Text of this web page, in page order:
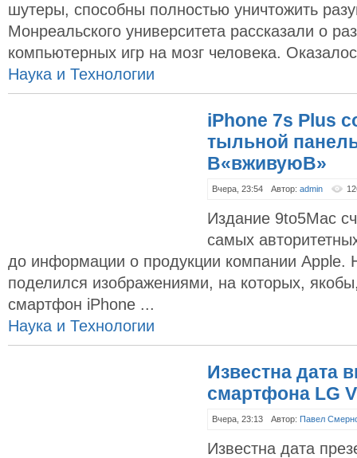
шутеры, способны полностью уничтожить
Монреальского университета рассказали о
компьютерных игр на мозг человека.
Наука и Технологии
iPhone 7s Plus
тыльной
В«вживуюВ»
Вчера, 23:54 Автор: admin
Издание 9to5Mac
самых
до информации о продукции компании Apple.
поделился изображениями, на которых,
смартфон iPhone ...
Наука и Технологии
Известна дата
смартфона LG
Вчера, 23:13 Автор: Павел
Известна дата